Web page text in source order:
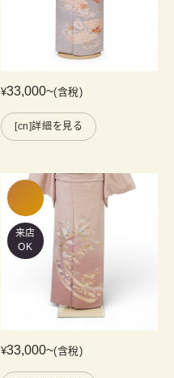
¥33,000~(含稅)
[cn]詳細を見る
来店
OK
¥33,000~(含稅)